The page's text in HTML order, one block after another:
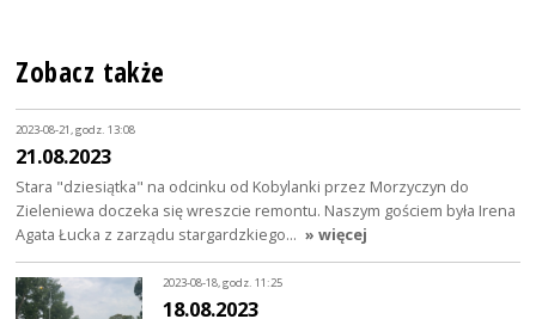
Zobacz także
2023-08-21, godz. 13:08
21.08.2023
Stara "dziesiątka" na odcinku od Kobylanki przez Morzyczyn do
Zieleniewa doczeka się wreszcie remontu. Naszym gościem była Irena
Agata Łucka z zarządu stargardzkiego… » więcej
2023-08-18, godz. 11:25
18.08.2023